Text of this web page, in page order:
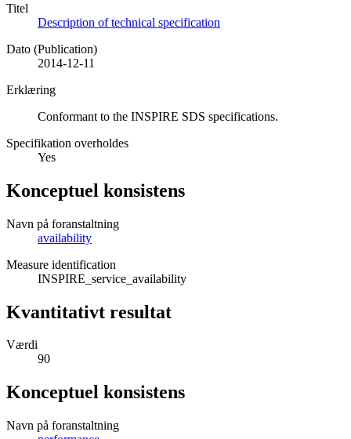
Titel
Description of technical specification
Dato (Publication)
2014-12-11
Erklæring
Conformant to the INSPIRE SDS specifications.
Specifikation overholdes
Yes
Konceptuel konsistens
Navn på foranstaltning
availability
Measure identification
INSPIRE_service_availability
Kvantitativt resultat
Værdi
90
Konceptuel konsistens
Navn på foranstaltning